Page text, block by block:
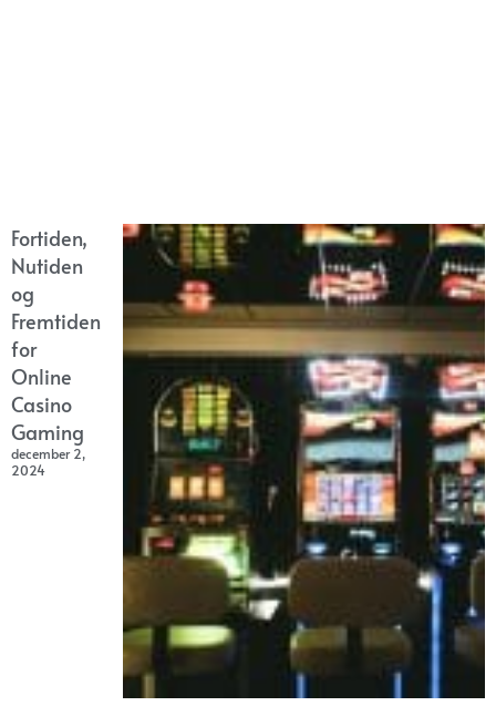
Fortiden,
Nutiden
og
Fremtiden
for
Online
Casino
Gaming
december 2,
2024